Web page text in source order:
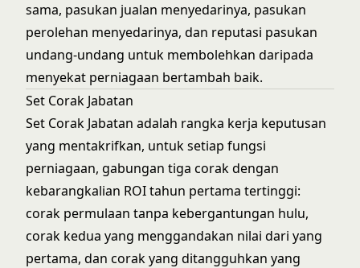
sama, pasukan jualan menyedarinya, pasukan
perolehan menyedarinya, dan reputasi pasukan
undang-undang untuk membolehkan daripada
menyekat perniagaan bertambah baik.
Set Corak Jabatan
Set Corak Jabatan adalah rangka kerja keputusan
yang mentakrifkan, untuk setiap fungsi
perniagaan, gabungan tiga corak dengan
kebarangkalian ROI tahun pertama tertinggi:
corak permulaan tanpa kebergantungan hulu,
corak kedua yang menggandakan nilai dari yang
pertama, dan corak yang ditangguhkan yang